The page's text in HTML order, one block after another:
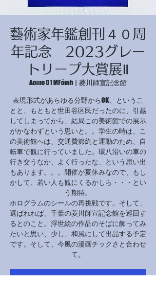
© Copyright
藝術家年鑑創刊４０周
年記念 2023グレー
トリープ大賞展Ⅱ
Aoine 01 MFómh
  |
菱川師宣記念館
表現形式があらゆる分野からOK、というこ
とと、もともと世田谷区民だったのに、引越
してしまってから、結局この美術館での展示
がかなわずという思いと。。学生の時は、こ
の美術館へは、交通費節約と運動のため、自
転車で観に行っていました。環八沿いの車の
行き交うなか、よく行ったな、という思い出
もあります。。。開催が夏休みなので、もし
かして、若い人も観にくるかしら・・・とい
う期待。
ホログラムのシールの再挑戦です。そして、
選ばれれば、千葉の菱川師宣記念館を巡回す
るとのこと。浮世絵の作品のそばに飾ってみ
たいと思い、少し、和風にして出品する予定
です。そして、今風の漫画チックさと合わせ